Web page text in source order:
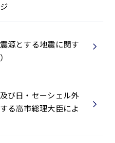
源とする地震に関す
び日・セーシェル外
る高市総理大臣によ